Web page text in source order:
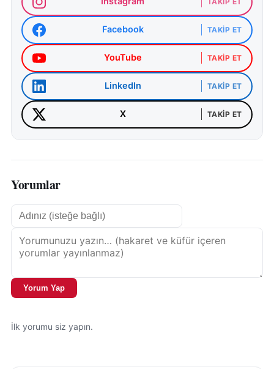
Facebook TAKIP ET
YouTube TAKIP ET
LinkedIn TAKIP ET
X TAKIP ET
Yorumlar
Yorum Yap
İlk yorumu siz yapın.